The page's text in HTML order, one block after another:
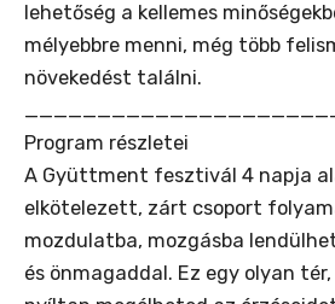
lehetőség a kellemes
mélyebbre menni, még több
növekedést találni.
Program részletei
A Gyüttment fesztivál 4 napja
elkötelezett, zárt csoport
mozdulatba, mozgásba
és önmagaddal. Ez egy olyan